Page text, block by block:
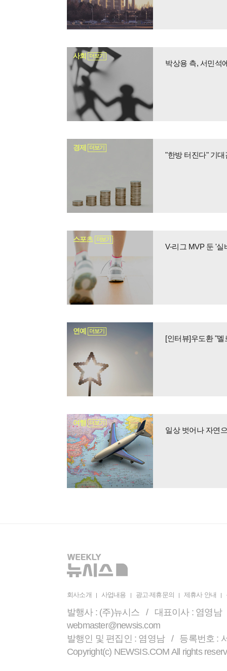
사회 더보기
박상용 측, 서민석
경제 더보기
스포츠 더보기
연예 더보기
[인터뷰]우도환 "
여행 더보기
일상 벗어나 자연
회사소개 사업내용 광고·제휴문의 제휴사 안내
발행사 : (주)뉴시스 / 대표이사 : 염영
webmaster@newsis.com
발행인 및 편집인 : 염영남 / 등록번호 :
Copyright(c) NEWSIS.COM All rights